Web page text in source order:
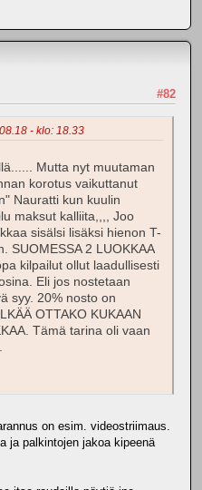
#82
- klo: 18.33
Mutta nyt muutaman
korotus vaikuttanut
Nauratti kun kuulin
maksut kalliita,,,, Joo
sisälsi lisäksi hienon T-
SUOMESSA 2 LUOKKAA
kilpailut ollut laadullisesti
Eli jos nostetaan
syy. 20% nosto on
OTTAKO KUKAAN
Tämä tarina oli vaan
on esim. videostriimaus.
ja palkintojen jakoa kipeenä